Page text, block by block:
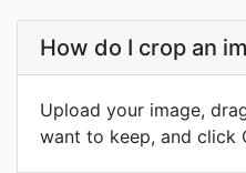
How do I crop an
Upload your image,
want to keep, and click